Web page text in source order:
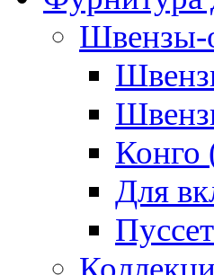
Швензы-
Для